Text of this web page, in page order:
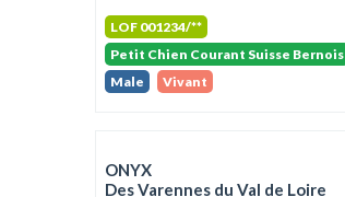
LOF 001234/**
Petit Chien Courant Suisse Bernois
Male
Vivant
ONYX
Des Varennes du Val de Loire